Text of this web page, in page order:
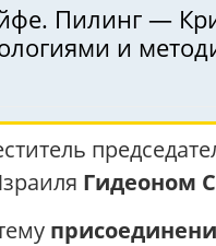
Пилинг —
и
Гидеоном